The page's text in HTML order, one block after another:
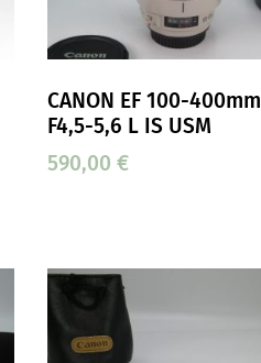
CANON EF 100-400mm
F4,5-5,6 L IS USM
590,00€